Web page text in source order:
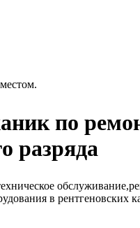
по
разряда
в рентгеновских